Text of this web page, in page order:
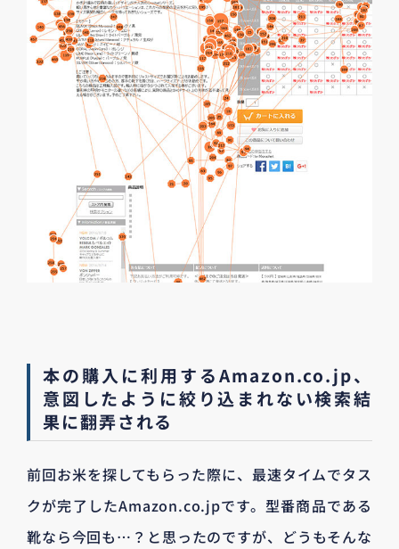
本の購入に利用するAmazon.co.jp、
意図したように絞り込まれない検索結
果に翻弄される
前回お米を探してもらった際に、最速タイムでタス
クが完了したAmazon.co.jpです。型番商品である
靴なら今回も…？と思ったのですが、どうもそんな